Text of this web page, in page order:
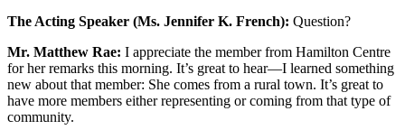
The Acting Speaker (Ms. Jennifer K. French): Question?
Mr. Matthew Rae: I appreciate the member from Hamilton Centre
for her remarks this morning. It’s great to hear—I learned something
new about that member: She comes from a rural town. It’s great to
have more members either representing or coming from that type of
community.